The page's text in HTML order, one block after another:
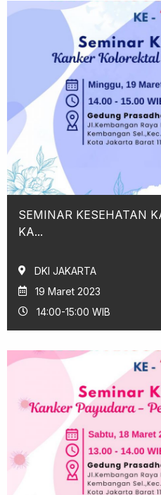
SEMINAR KESEHATAN
KA...
DKI JAKARTA
19 Maret 2023
14:00-15:00 WIB